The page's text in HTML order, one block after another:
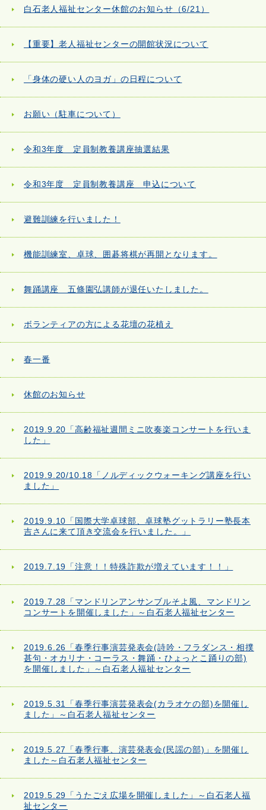
白石老人福祉センター休館のお知らせ（6/21）
【重要】老人福祉センターの開館状況について
「身体の硬い人のヨガ」の日程について
お願い（駐車について）
令和3年度 定員制教養講座抽選結果
令和3年度 定員制教養講座 申込について
避難訓練を行いました！
機能訓練室、卓球、囲碁将棋が再開となります。
舞踊講座 五條園弘講師が退任いたしました。
ボランティアの方による花壇の花植え
春一番
休館のお知らせ
2019.9.20「高齢福祉週間ミニ吹奏楽コンサートを行いま
した」
2019.9.20/10.18「ノルディックウォーキング講座を行い
ました」
2019.9.10「国際大学卓球部、卓球塾グットラリー塾長本
吉さんに来て頂き交流会を行いました。」
2019.7.19「注意！！特殊詐欺が増えています！！」
2019.7.28「マンドリンアンサンブルそよ風、マンドリン
コンサートを開催しました」～白石老人福祉センター
2019.6.26「春季行事演芸発表会(詩吟・フラダンス・相撲
甚句・オカリナ・コーラス・舞踊・ひょっとこ踊りの部)
を開催しました」～白石老人福祉センター
2019.5.31「春季行事演芸発表会(カラオケの部)を開催し
ました」～白石老人福祉センター
2019.5.27「春季行事、演芸発表会(民謡の部)」を開催し
ました～白石老人福祉センター
2019.5.29「うたごえ広場を開催しました」～白石老人福
祉センター